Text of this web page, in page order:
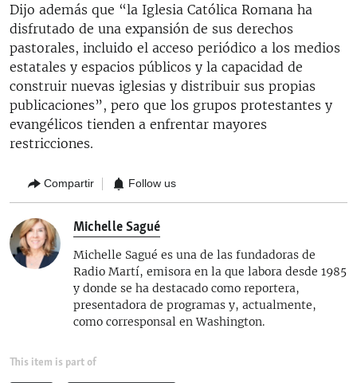
Dijo además que “la Iglesia Católica Romana ha
disfrutado de una expansión de sus derechos
pastorales, incluido el acceso periódico a los medios
estatales y espacios públicos y la capacidad de
construir nuevas iglesias y distribuir sus propias
publicaciones”, pero que los grupos protestantes y
evangélicos tienden a enfrentar mayores
restricciones.
Compartir Follow us
Michelle Sagué
Michelle Sagué es una de las fundadoras de
Radio Martí, emisora en la que labora desde 1985
y donde se ha destacado como reportera,
presentadora de programas y, actualmente,
como corresponsal en Washington.
This item is part of